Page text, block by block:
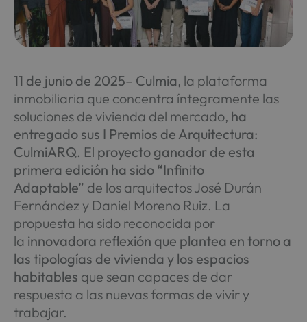
11 de junio de 2025– Culmia, la plataforma
inmobiliaria que concentra íntegramente las
soluciones de vivienda del mercado, ha
entregado sus I Premios de Arquitectura:
CulmiARQ. El proyecto ganador de esta
primera edición ha sido “Infinito
Adaptable” de los arquitectos José Durán
Fernández y Daniel Moreno Ruiz. La
propuesta ha sido reconocida por
la innovadora reflexión que plantea en torno a
las tipologías de vivienda y los espacios
habitables que sean capaces de dar
respuesta a las nuevas formas de vivir y
trabajar.